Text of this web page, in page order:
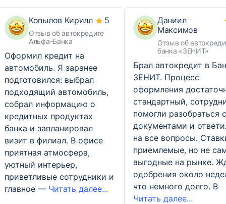
Копылов Кирилл
Отзыв об автокредите
Альфа-Банка
5
Оформил кредит на
автомобиль. Я заранее
подготовился: выбрал
подходящий автомобиль,
собрал информацию о
кредитных продуктах
банка и запланировал
визит в филиал. В офисе
приятная атмосфера,
уютный интерьер,
приветливые сотрудники и
главное — Читать далее...
Даниил
Максимов
Отзыв об
банка «ЗЕНИТ»
Брал автокредит в
ЗЕНИТ. Процесс
оформления
стандартный,
помогли разобраться с
документами и
на все вопросы.
приемлемые, но не
выгодные на рынке.
одобрения около
что немного долго. В
Читать далее...